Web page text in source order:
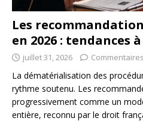
Les
en 2026 : tendances
juillet 31, 2026
La dématérialisation des
rythme soutenu. Les
progressivement comme un
entière, reconnu par le droit